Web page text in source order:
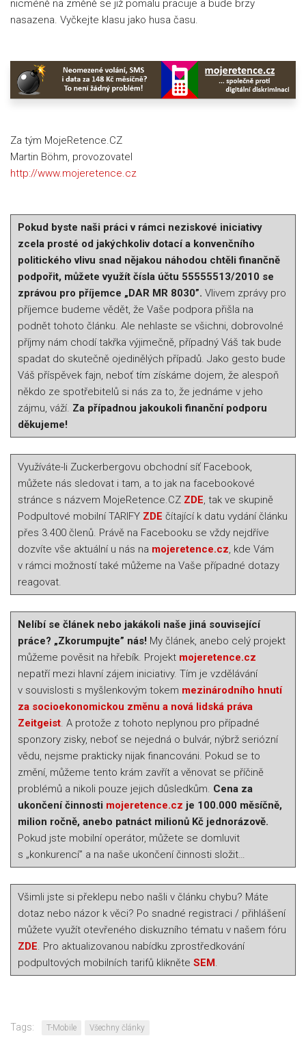
nicméně na změně se již pomalu pracuje a bude brzy
nasazena. Vyčkejte klasu jako husa času.
Za tým MojeRetence.CZ
Martin Böhm, provozovatel
http://www.mojeretence.cz
Pokud byste naši práci v rámci neziskové iniciativy
zcela prosté od jakýchkoliv dotací a konvenčního
politického vlivu snad nějakou náhodou chtěli finančně
podpořit, můžete využít čísla účtu 55555513/2010 se
zprávou pro příjemce „DAR MR 8030”. Vlivem zprávy pro
příjemce budeme vědět, že Vaše podpora přišla na
podnět tohoto článku. Ale nehlaste se všichni, dobrovolné
příjmy nám chodí takřka výjimečně, případný Váš tak bude
spadat do skutečně ojedinělých případů. Jako gesto bude
Váš příspěvek fajn, neboť tím získáme dojem, že alespoň
někdo ze spotřebitelů si nás za to, že jednáme v jeho
zájmu, váží. Za případnou jakoukoli finanční podporu
děkujeme!
Využíváte-li Zuckerbergovu obchodní síť Facebook,
můžete nás sledovat i tam, a to jak na facebookové
stránce s názvem MojeRetence.CZ ZDE , tak ve skupině
Podpultové mobilní TARIFY ZDE čítající k datu vydání článku
přes 3.400 členů. Právě na Facebooku se vždy nejdříve
dozvíte vše aktuální u nás na mojeretence.cz , kde Vám
v rámci možností také můžeme na Vaše případné dotazy
reagovat.
Nelíbí se článek nebo jakákoli naše jiná související
práce? „Zkorumpujte” nás! My článek, anebo celý projekt
můžeme pověsit na hřebík. Projekt mojeretence.cz
nepatří mezi hlavní zájem iniciativy. Tím je vzdělávání
v souvislosti s myšlenkovým tokem mezinárodního hnutí
za socioekonomickou změnu a nová lidská práva
Zeitgeist . A protože z tohoto neplynou pro případné
sponzory zisky, neboť se nejedná o bulvár, nýbrž seriózní
vědu, nejsme prakticky nijak financováni. Pokud se to
změní, můžeme tento krám zavřít a věnovat se příčině
problémů a nikoli pouze jejich důsledkům. Cena za
ukončení činnosti mojeretence.cz je 100.000 měsíčně,
milion ročně, anebo patnáct milionů Kč jednorázově.
Pokud jste mobilní operátor, můžete se domluvit
s „konkurencí” a na naše ukončení činnosti složit…
Všimli jste si překlepu nebo našli v článku chybu? Máte
dotaz nebo názor k věci? Po snadné registraci / přihlášení
můžete využít otevřeného diskuzního tématu v našem fóru
ZDE . Pro aktualizovanou nabídku zprostředkování
podpultových mobilních tarifů klikněte SEM
Tags: T-Mobile Všechny články